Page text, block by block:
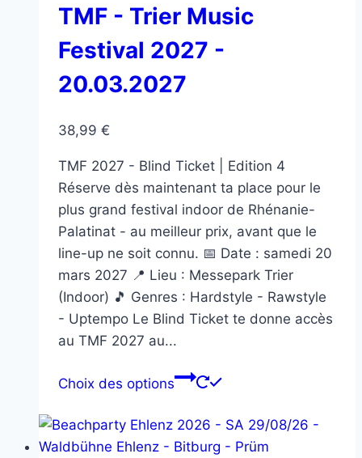
Les
peuvent
page
du
produit
TMF - Trier Music
Festival 2027 -
20.03.2027
38,99 €
TMF 2027 - Blind Ticket | Edition 4
Réserve dès maintenant ta place pour le
plus grand festival indoor de Rhénanie-
Palatinat - au meilleur prix, avant que le
line-up ne soit connu. 📅 Date : samedi 20
mars 2027 📍 Lieu : Messepark Trier
(Indoor) 🎵 Genres : Hardstyle - Rawstyle
- Uptempo Le Blind Ticket te donne accès
au TMF 2027 au...
Choix des options
Ce
a
plusieurs